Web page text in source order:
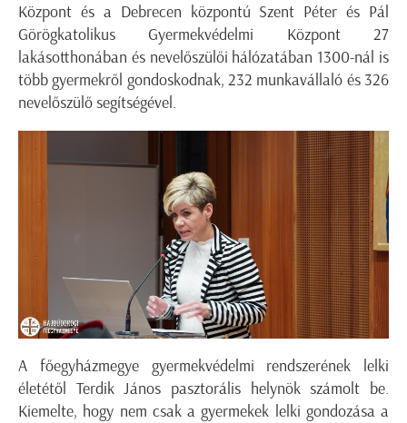
Központ és a Debrecen központú Szent Péter és Pál
Görögkatolikus Gyermekvédelmi Központ 27
lakásotthonában és nevelőszülői hálózatában 1300-nál is
több gyermekről gondoskodnak, 232 munkavállaló és 326
nevelőszülő segítségével.
A főegyházmegye gyermekvédelmi rendszerének lelki
életétől Terdik János pasztorális helynök számolt be.
Kiemelte, hogy nem csak a gyermekek lelki gondozása a